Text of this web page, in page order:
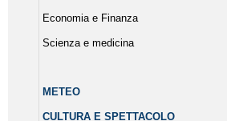
Economia e Finanza
Scienza e medicina
METEO
CULTURA E SPETTACOLO